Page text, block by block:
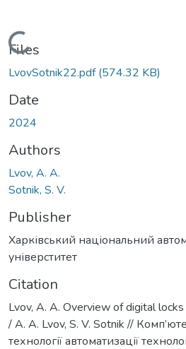
Loading...
Files
LvovSotnik22.pdf(574.32 KB)
Date
2024
Authors
Lvov, А. А.
Sotnik, S. V.
Publisher
Харківський національний
універститет
Citation
Lvov, А. А. Overview of digital
/ А. А. Lvov, S. V. Sotnik //
технології автоматизації